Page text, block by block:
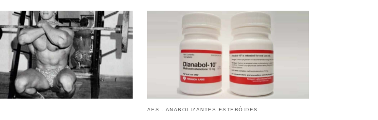
AES - ANABOLIZANTES ESTERÓIDES